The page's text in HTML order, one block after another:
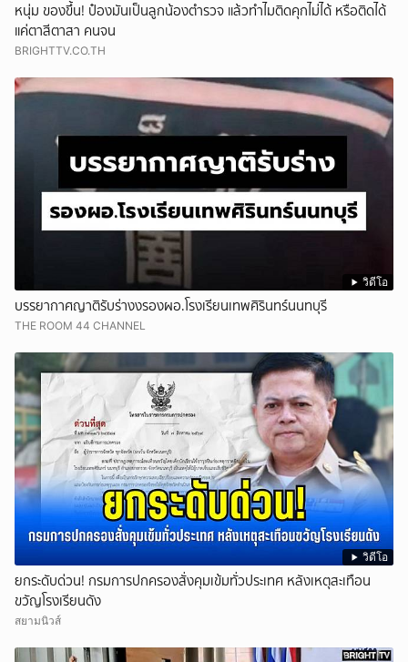
หนุ่ม ของขึ้น! ป๋องมันเป็นลูกน้องตำรวจ แล้วทำไมติดคุกไม่ได้ หรือติดได้
แค่ตาสีตาสา คนจน
BRIGHTTV.CO.TH
วิดีโอ
บรรยากาศญาติรับร่างงรองผอ.โรงเรียนเทพศิรินทร์นนทบุรี
THE ROOM 44 CHANNEL
วิดีโอ
ยกระดับด่วน! กรมการปกครองสั่งคุมเข้มทั่วประเทศ หลังเหตุสะเทือน
ขวัญโรงเรียนดัง
สยามนิวส์